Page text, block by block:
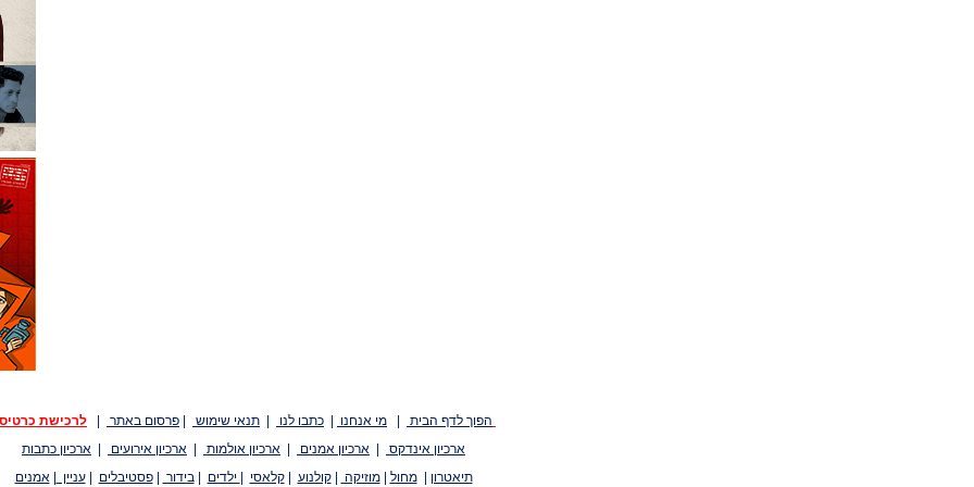
הפוך לדף הבית מי אנחנו כתבו לנו תנאי שימוש פרסום באתר
לרכישת
ארכיון אינדקס
ארכיון אמנים ארכיון אולמות ארכיון אירועים
ארכיון כתבות
תיאטרון
|מחול |מוזיקה |קולנוע |קלאסי ילדים |בידור |פסטיבלים |עניין |אמנים